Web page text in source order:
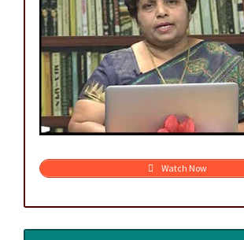
Watch Now